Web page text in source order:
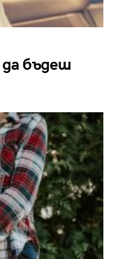
бъдеш